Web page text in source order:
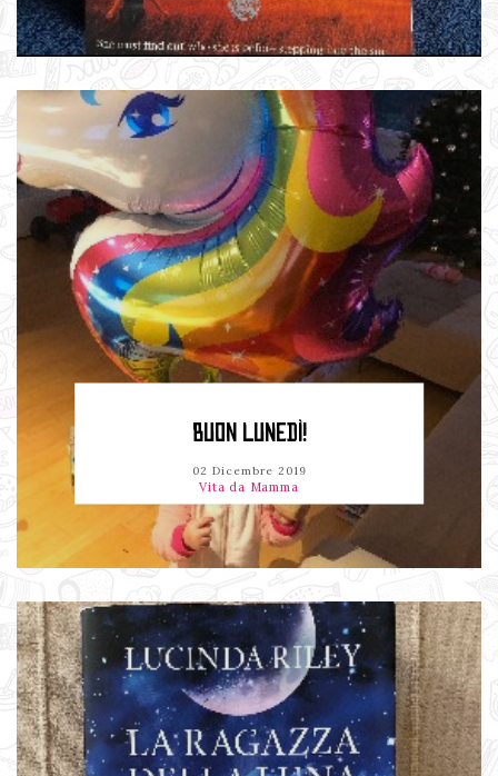
BUON LUNEDÌ!
02 Dicembre 2019
Vita da Mamma